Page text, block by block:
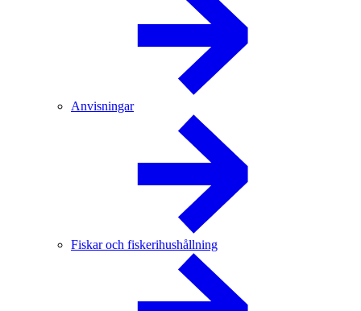
Anvisningar
Fiskar och fiskerihushållning